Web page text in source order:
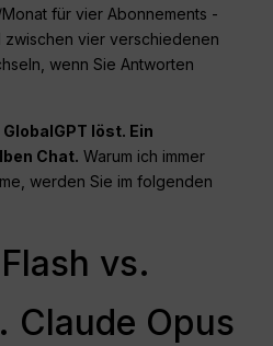
für vier Abonnements -
zwischen vier verschiedenen
wenn Sie Antworten
löst. Ein
Chat. Warum ich immer
werden Sie im folgenden
vs.
Claude Opus